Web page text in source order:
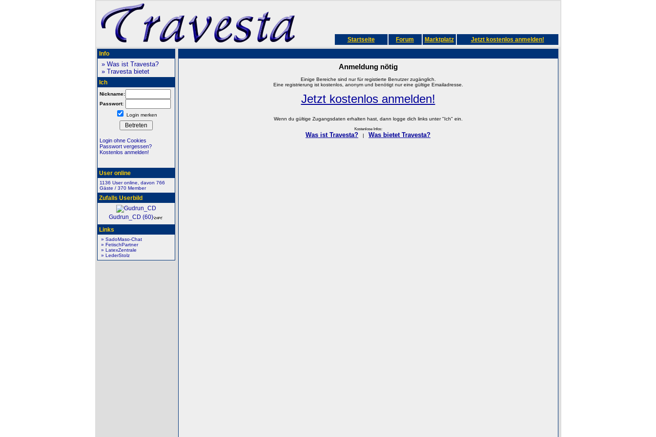
Startseite Forum Marktplatz Jetzt kostenlos anmelden!
Info
» Was ist Travesta?
» Travesta bietet
Ich
Nickname:
Passwort:
Login merken
Login ohne Cookies
Passwort vergessen?
Kostenlos anmelden!
User online
1136 User online, davon 766
Gäste / 370 Member
Zufalls Userbild
Gudrun_CD (60)
Links
» SadoMaso-Chat
» FetischPartner
» LatexZentrale
» LederStolz
Anmeldung nötig
Einige Bereiche sind nur für registierte Benutzer zugänglich.
Eine registrierung ist kostenlos, anonym und benötigt nur eine gültige Emailadresse.
Jetzt kostenlos anmelden!
Wenn du gültige Zugangsdaten erhalten hast, dann logge dich links unter "Ich" ein.
Kostenlose Infos:
Was ist Travesta? Was bietet Travesta?